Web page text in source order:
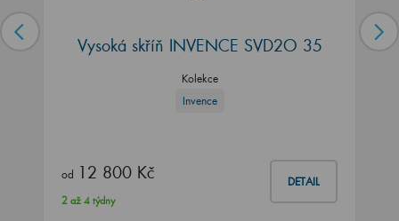
Vysoká skříň INVENCE SVD2O 35
Kolekce
Invence
od 12 800 Kč DETAIL
2 až 4 týdny